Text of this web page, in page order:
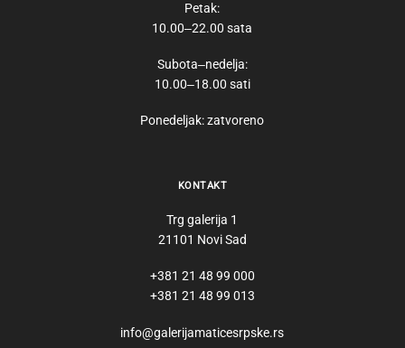
Petak:
10.00‒22.00 sata
Subota‒nedelja:
10.00‒18.00 sati
Ponedeljak: zatvoreno
KONTAKT
Trg galerija 1
21101 Novi Sad
+381 21 48 99 000
+381 21 48 99 013
info@galerijamaticesrpske.rs